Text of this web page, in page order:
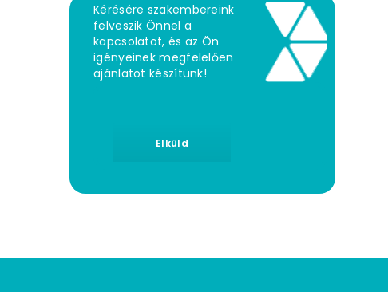
Kérésére szakembereink
felveszik Önnel a
kapcsolatot, és az Ön
igényeinek megfelelően
ajánlatot készítünk!
Elküld